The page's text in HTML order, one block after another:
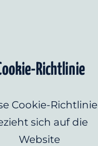
Richtlinie
Cookie-Richtlinie
sich auf die
Website